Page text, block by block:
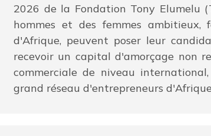
2026 de la Fondation Tony Elumelu
hommes et des femmes ambitieux,
d'Afrique, peuvent poser leur
recevoir un capital d'amorçage non
commerciale de niveau
grand réseau d'entrepreneurs